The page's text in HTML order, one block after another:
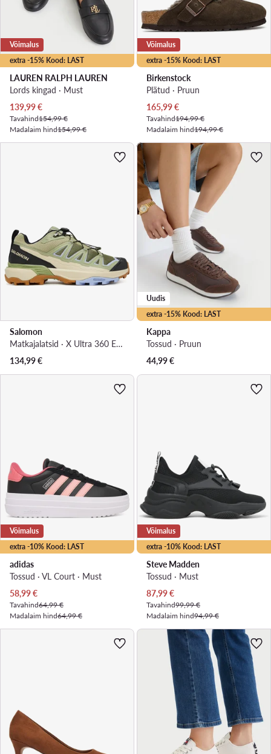
extra -15% Kood: LAST
Võimalus
LAUREN RALPH LAUREN
Lords kingad · Must
Praegune hind
139,99€
Tavahind154,99 €
Madalaim hind154,99 €
extra -15% Kood: LAST
Võimalus
Birkenstock
Plätud · Pruun
Praegune hind
165,99€
Tavahind194,99 €
Madalaim hind194,99 €
Salomon
Matkajalatsid · X Ultra 360 Edge L49097300 · Roheline
134,99€
extra -15% Kood: LAST
Uudis
Kappa
Tossud · Pruun
44,99€
extra -10% Kood: LAST
Võimalus
adidas
Tossud · VL Court · Must
Praegune hind
58,99€
Tavahind64,99 €
Madalaim hind64,99 €
extra -10% Kood: LAST
Võimalus
Steve Madden
Tossud · Must
Praegune hind
87,99€
Tavahind99,99 €
Madalaim hind94,99 €